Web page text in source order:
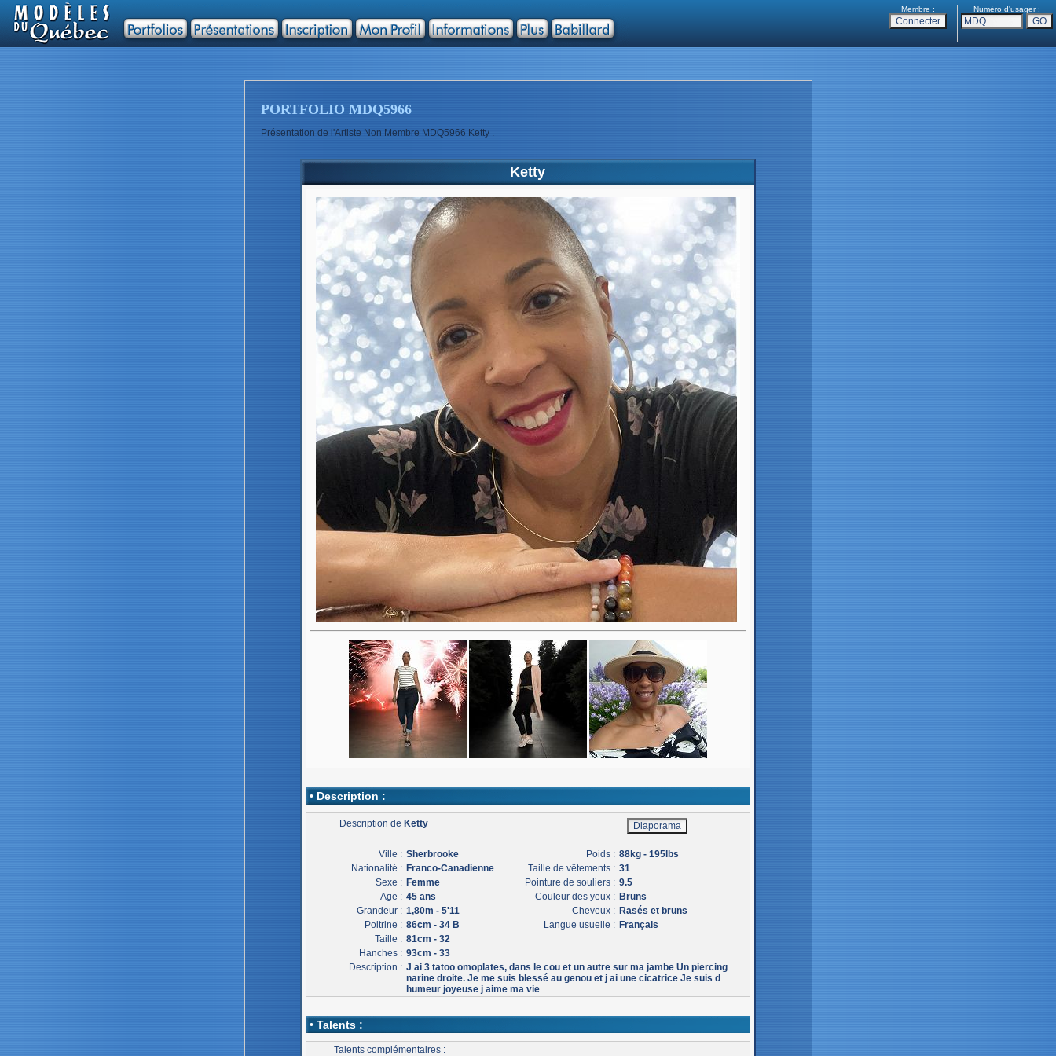
Membre : Numéro d'usager :
PORTFOLIO MDQ5966
Présentation de l'Artiste Non Membre MDQ5966 Ketty .
Ketty
• Description :
Description deKetty
Ville : Sherbrooke
Nationalité : Franco-Canadienne
Sexe : Femme
Age : 45 ans
Grandeur : 1,80m - 5'11
Poitrine : 86cm - 34 B
Taille : 81cm - 32
Hanches : 93cm - 33
Poids : 88kg - 195lbs
Taille de vêtements : 31
Pointure de souliers : 9.5
Couleur des yeux : Bruns
Cheveux : Rasés et bruns
Langue usuelle : Français
Description : J ai 3 tatoo omoplates, dans le cou et un autre sur ma jambe Un piercing
narine droite. Je me suis blessé au genou et j ai une cicatrice Je suis d
humeur joyeuse j aime ma vie
• Talents :
Talents complémentaires :